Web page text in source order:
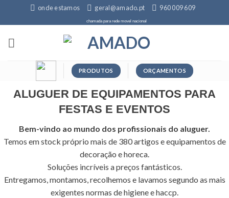
onde estamos geral@amado.pt 960 009 609
chamada para rede movel nacional
PRODUTOS ORÇAMENTOS
ALUGUER DE EQUIPAMENTOS PARA
FESTAS E EVENTOS
Bem-vindo ao mundo dos profissionais do aluguer.
Temos em stock próprio mais de 380 artigos e equipamentos de
decoração e horeca.
Soluções incríveis a preços fantásticos.
Entregamos, montamos, recolhemos e lavamos segundo as mais
exigentes normas de higiene e haccp.